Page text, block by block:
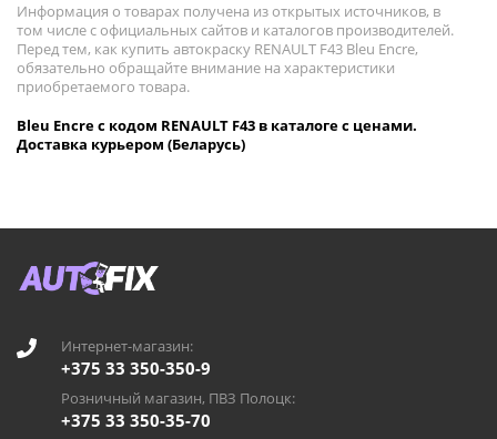
Информация о товарах получена из открытых источников, в
том числе с официальных сайтов и каталогов производителей.
Перед тем, как купить автокраску RENAULT F43 Bleu Encre,
обязательно обращайте внимание на характеристики
приобретаемого товара.
Bleu Encre с кодом RENAULT F43 в каталоге с ценами.
Доставка курьером (Беларусь)
Интернет-магазин:
+375 33 350-350-9
Розничный магазин, ПВЗ Полоцк:
+375 33 350-35-70